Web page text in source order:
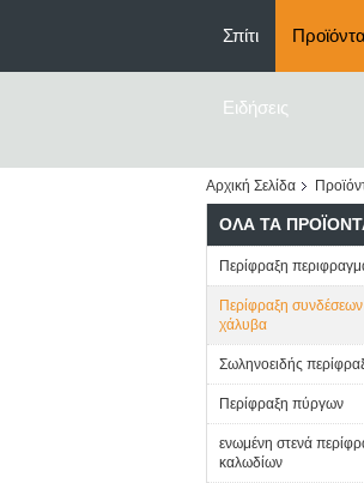
Σπίτι Προϊόντα
Ειδήσεις
Αρχική Σελίδα
ΌΛΑ ΤΑ
Περίφραξη
Περίφραξη
χάλυβα
Σωληνοειδής
Περίφραξη πύργων
ενωμένη στενά
καλωδίων